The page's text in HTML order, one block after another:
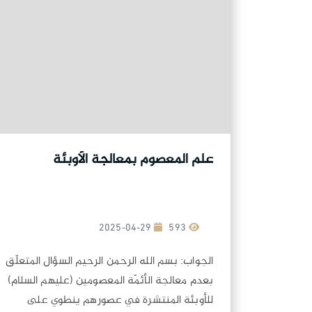
علم المعصوم بمعالجة الأوبئة
2025-04-29
الجواب: بسم الله الرحمن الرحيم السؤال المتعلّق
بعدم معالجة الأئمّة المعصومين (عليهم السلام)
للأوبئة المنتشرة في عصورهم ينطوي على